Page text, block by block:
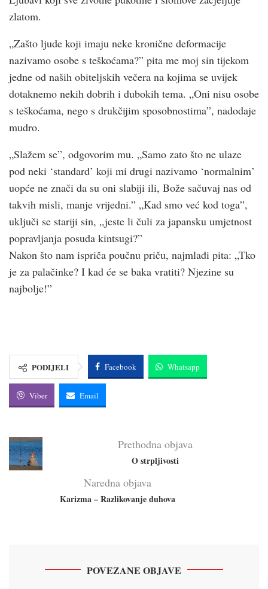
zlatom.
„Zašto ljude koji imaju neke kronične deformacije
nazivamo osobe s teškoćama?” pita me moj sin tijekom
jedne od naših obiteljskih večera na kojima se uvijek
dotaknemo nekih dobrih i dubokih tema. „Oni nisu osobe
s teškoćama, nego s drukčijim sposobnostima”, nadodaje
mudro.
„Slažem se”, odgovorim mu. „Samo zato što ne ulaze
pod neki ‘standard’ koji mi drugi nazivamo ‘normalnim’
uopće ne znači da su oni slabiji ili, Bože sačuvaj nas od
takvih misli, manje vrijedni.” „Kad smo već kod toga”,
uključi se stariji sin, „jeste li čuli za japansku umjetnost
popravljanja posuda kintsugi?”
Nakon što nam ispriča poučnu priču, najmlađi pita: „Tko
je za palačinke? I kad će se baka vratiti? Njezine su
najbolje!”
PODIJELI Facebook Whatsapp
Viber Email
Prethodna objava
O strpljivosti
Naredna objava
Karizma – Razlikovanje duhova
POVEZANE OBJAVE